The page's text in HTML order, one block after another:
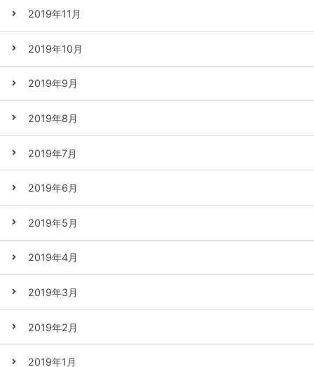
2019年11月
2019年10月
2019年9月
2019年8月
2019年7月
2019年6月
2019年5月
2019年4月
2019年3月
2019年2月
2019年1月